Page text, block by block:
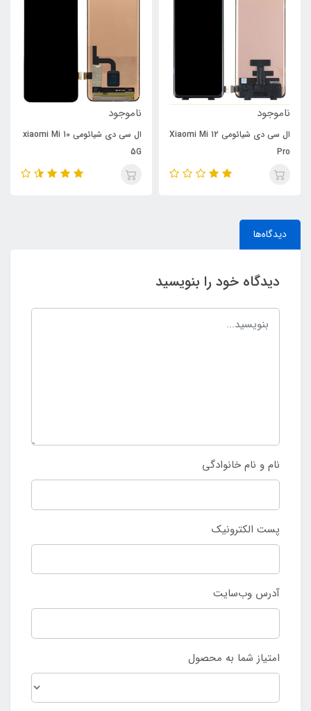
ناموجود
ال سی دی شیائومی Xiaomi Mi 12
Pro
ناموجود
ال سی دی شیائومی xiaomi Mi 10
5G
دیدگاه‌ها
دیدگاه خود را بنویسید
نام و نام خانوادگی
پست الکترونیک
آدرس وب‌سایت
امتیاز شما به محصول